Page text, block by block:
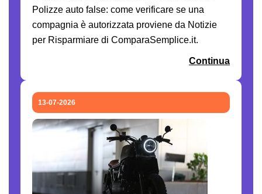
Polizze auto false: come verificare se una
compagnia è autorizzata proviene da Notizie
per Risparmiare di ComparaSemplice.it.
Continua
13-07-2026